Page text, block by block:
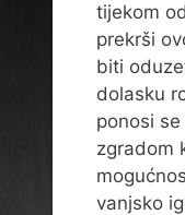
tijekom
prekrši
biti
dolasku
ponosi
zgradom
vanjsko